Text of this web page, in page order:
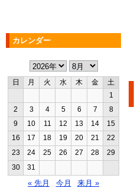
カレンダー
日 月 火 水 木 金
土
1
2
3 4 5 6 7
8
9
10 11 12 13 14
15
16
17 18 19 20 21
22
23
24 25 26 27 28
29
30
31
« 先月 今月 来月 »